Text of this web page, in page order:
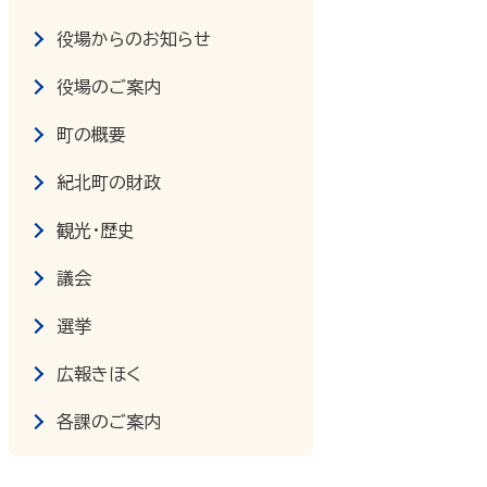
役場からのお知らせ
役場のご案内
町の概要
紀北町の財政
観光・歴史
議会
選挙
広報きほく
各課のご案内